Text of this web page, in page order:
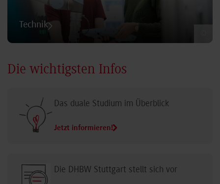
Technik
Die wichtigsten Infos
Das duale Studium im Überblick
Jetzt informieren!
Die DHBW Stuttgart stellt sich vor